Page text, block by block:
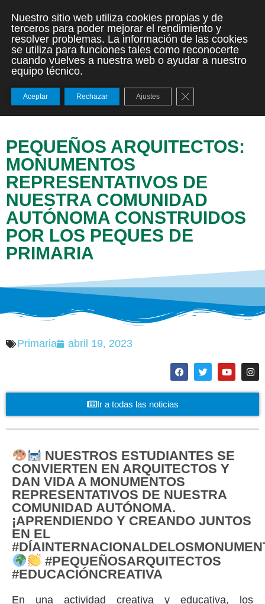
PEQUEÑOS ARQUITECTOS:
MONUMENTOS
REPRESENTATIVOS DE
NUESTRA COMUNIDAD
AUTÓNOMA CONSTRUIDOS
POR LOS PEQUES DE
PRIMARIA
Primaria abril 19, 2023
Ir a todas las noticias
NUESTROS ESTUDIANTES SE
CONVIERTEN EN ARQUITECTOS Y
DAN VIDA A MONUMENTOS
REPRESENTATIVOS DE NUESTRA
COMUNIDAD AUTÓNOMA.
¡APRENDIENDO Y CREANDO JUNTOS
EN EL
#PEQUEÑOSARQUITECTOS
#EDUCACIÓNCREATIVA
En una actividad creativa y educativa, los
Nuestro sitio web utiliza cookies propias y de
terceros para poder mejorar el rendimiento y
resolver problemas. La información de las cookies
se utiliza para funciones tales como reconocerte
cuando vuelves a nuestra web o ayudar a nuestro
equipo técnico.
Aceptar Rechazar Ajustes Cerrar el banner de